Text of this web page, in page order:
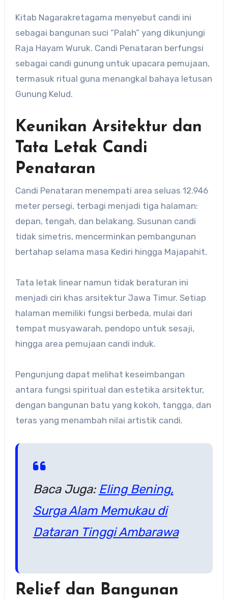
Kitab Nagarakretagama menyebut candi ini
sebagai bangunan suci “Palah” yang dikunjungi
Raja Hayam Wuruk. Candi Penataran berfungsi
sebagai candi gunung untuk upacara pemujaan,
termasuk ritual guna menangkal bahaya letusan
Gunung Kelud.
Keunikan Arsitektur dan
Tata Letak Candi
Penataran
Candi Penataran menempati area seluas 12.946
meter persegi, terbagi menjadi tiga halaman:
depan, tengah, dan belakang. Susunan candi
tidak simetris, mencerminkan pembangunan
bertahap selama masa Kediri hingga Majapahit.
Tata letak linear namun tidak beraturan ini
menjadi ciri khas arsitektur Jawa Timur. Setiap
halaman memiliki fungsi berbeda, mulai dari
tempat musyawarah, pendopo untuk sesaji,
hingga area pemujaan candi induk.
Pengunjung dapat melihat keseimbangan
antara fungsi spiritual dan estetika arsitektur,
dengan bangunan batu yang kokoh, tangga, dan
teras yang menambah nilai artistik candi.
Baca Juga: Eling Bening,
Surga Alam Memukau di
Dataran Tinggi Ambarawa
Relief dan Bangunan